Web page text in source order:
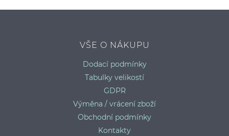
VŠE O NÁKUPU
Dodací podmínky
Tabulky velikostí
GDPR
Výměna / vrácení zboží
Obchodní podmínky
Kontakty